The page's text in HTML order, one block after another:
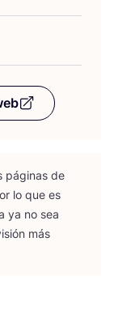
pági­nas de
lo que es
ya no sea
más